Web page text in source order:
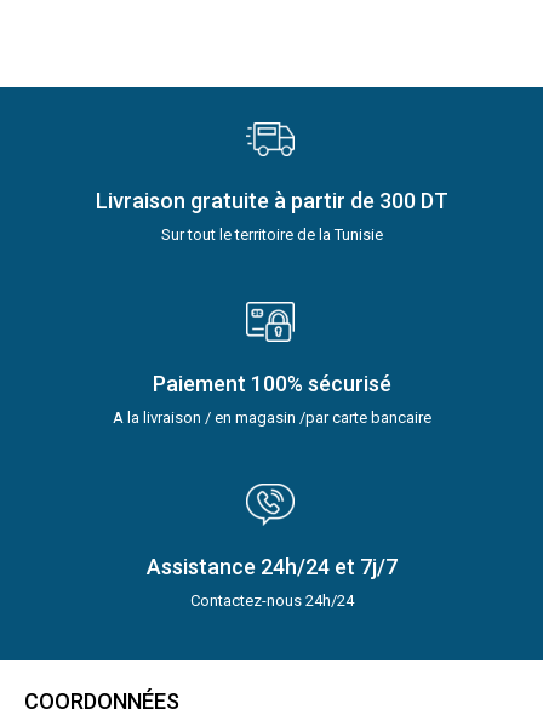
Livraison gratuite à partir de 300 DT
Sur tout le territoire de la Tunisie
Paiement 100% sécurisé
A la livraison / en magasin /par carte bancaire
Assistance 24h/24 et 7j/7
Contactez-nous 24h/24
COORDONNÉES